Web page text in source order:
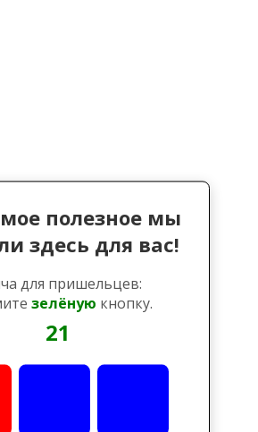
полезное мы
здесь для вас!
для пришельцев:
зелёную кнопку.
21